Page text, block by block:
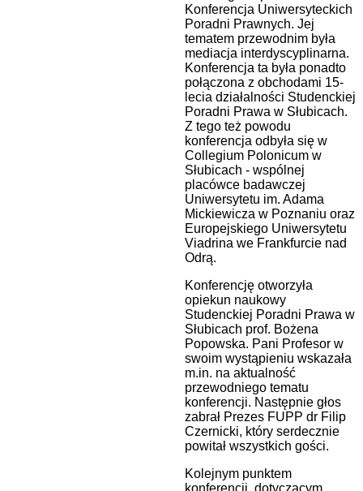
Konferencja Uniwersyteckich
Poradni Prawnych. Jej
tematem przewodnim była
mediacja interdyscyplinarna.
Konferencja ta była ponadto
połączona z obchodami 15-
lecia działalności Studenckiej
Poradni Prawa w Słubicach.
Z tego też powodu
konferencja odbyła się w
Collegium Polonicum w
Słubicach - wspólnej
placówce badawczej
Uniwersytetu im. Adama
Mickiewicza w Poznaniu oraz
Europejskiego Uniwersytetu
Viadrina we Frankfurcie nad
Odrą.
Konferencję otworzyła
opiekun naukowy
Studenckiej Poradni Prawa w
Słubicach prof. Bożena
Popowska. Pani Profesor w
swoim wystąpieniu wskazała
m.in. na aktualność
przewodniego tematu
konferencji. Następnie głos
zabrał Prezes FUPP dr Filip
Czernicki, który serdecznie
powitał wszystkich gości.
Kolejnym punktem